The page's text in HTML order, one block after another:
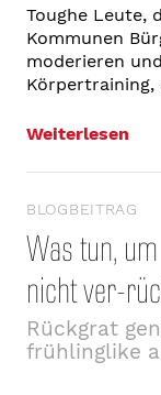
Toughe Leute,
Kommunen
moderieren
Körpertraining,
Weiterlesen
BLOGBEITRAG
Was tun,
nicht ver-
Rückgrat
frühlinglike